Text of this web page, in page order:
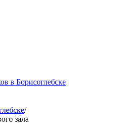
в Борисоглебске
/
зала